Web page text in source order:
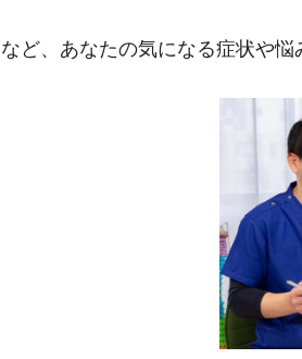
など、あなたの気になる症状や悩